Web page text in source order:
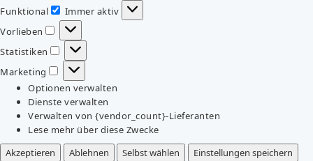
Funktional
Funktional
Immer aktiv
Vorlieben
Vorlieben
Statistiken
Statistiken
Marketing
Marketing
Optionen verwalten
Dienste verwalten
Verwalten von {vendor_count}-Lieferanten
Lese mehr über diese Zwecke
Akzeptieren
Ablehnen Selbst wählen
Einstellungen speichern